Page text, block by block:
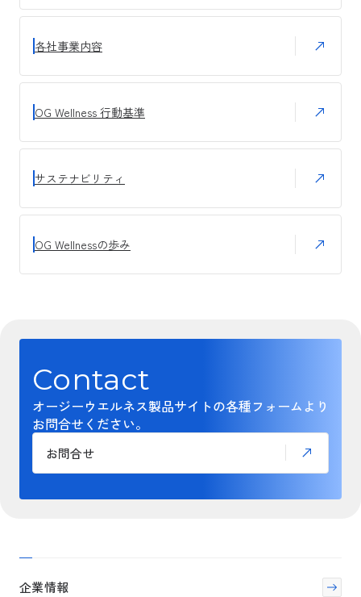
各社事業内容
OG Wellness 行動基準
サステナビリティ
OG Wellnessの歩み
Contact
オージーウエルネス製品サイトの各種フォームより
お問合せください。
お問合せ
企業情報